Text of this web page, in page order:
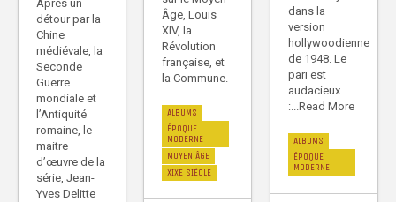
Après un
détour par la
Chine
médiévale, la
Seconde
Guerre
mondiale et
l’Antiquité
romaine, le
maitre
d’œuvre de la
série, Jean-
Yves Delitte
Âge, Louis
XIV, la
Révolution
française, et
la Commune.
ALBUMS
ÉPOQUE
MODERNE
MOYEN ÂGE
XIXE SIÈCLE
dans la
version
hollywoodienne
de 1948. Le
pari est
audacieux
:...Read More
ALBUMS
ÉPOQUE
MODERNE